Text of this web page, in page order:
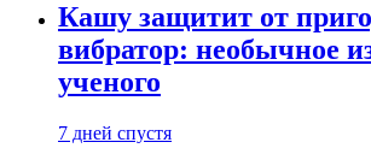
Кашу защитит от
вибратор: необычное
ученого
7 дней спустя